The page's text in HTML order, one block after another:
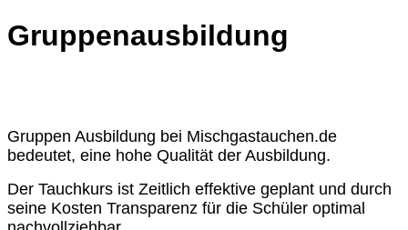
Gruppenausbildung
Gruppen Ausbildung bei Mischgastauchen.de
bedeutet, eine hohe Qualität der Ausbildung.
Der Tauchkurs ist Zeitlich effektive geplant und durch
seine Kosten Transparenz für die Schüler optimal